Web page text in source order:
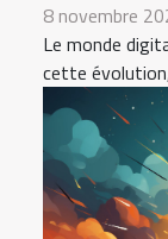
8 novembre
Le monde
cette